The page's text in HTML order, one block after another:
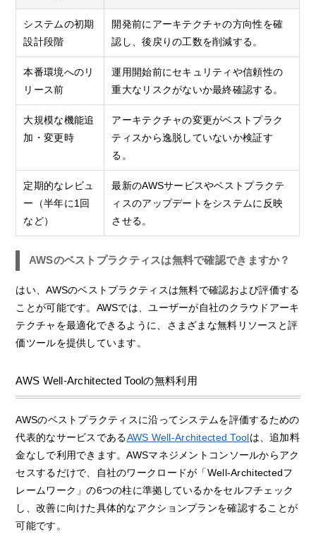
システムの初期
設計段階
開発前にアーキテクチャの方向性を確
認し、後戻りの工数を削減する。
本番環境へのリ
リース前
運用開始前にセキュリティや信頼性の
重大なリスクがないか最終確認する。
大規模な機能追
加・変更時
アーキテクチャの変更がベストプラク
ティスから逸脱していないか検証す
る。
定期的なレビュ
ー（半年に1回
など）
最新のAWSサービスやベストプラクテ
ィスのアップデートをシステムに反映
させる。
AWSのベストプラクティスは無料で確認できますか？
はい、AWSのベストプラクティスは無料で確認および評価する
ことが可能です。AWSでは、ユーザーが自社のクラウドアーキ
テクチャを最適化できるように、さまざまな無料リソースと評
価ツールを提供しています。
AWS Well-Architected Toolの無料利用
AWSのベストプラクティスに沿ってシステムを評価するための
代表的なサービスであるAWS Well-Architected Toolは、追加料
金なしで利用できます。AWSマネジメントコンソールからアク
セスするだけで、自社のワークロードが「Well-Architectedフ
レームワーク」の6つの柱に準拠しているかをセルフチェック
し、改善に向けた具体的なアクションプランを確認することが
可能です。